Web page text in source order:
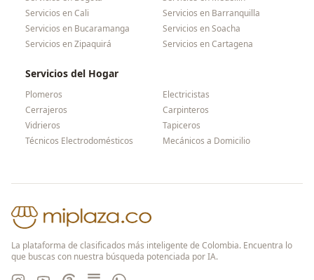
Servicios enCali Servicios en Barranquilla
Servicios en Bucaramanga Servicios enSoacha
Servicios enZipaquirá Servicios enCartagena
Servicios del Hogar
Plomeros
Electricistas
Cerrajeros
Carpinteros
Vidrieros
Tapiceros
Técnicos Electrodomésticos
Mecánicos a Domicilio
La plataforma de clasificados más inteligente de Colombia. Encuentra lo
que buscas con nuestra búsqueda potenciada por IA.